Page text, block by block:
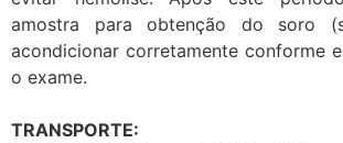
amostra para obtenção do soro
acondicionar corretamente conforme
o exame.
TRANSPORTE: